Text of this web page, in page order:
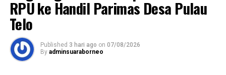
RPU ke Handil Parimas Desa Pulau
Telo
Published 3 hari ago on 07/08/2026
By adminsuaraborneo